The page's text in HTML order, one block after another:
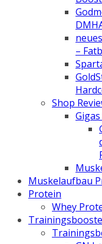
–
Shop
Muskelaufbau
Protein
Whey